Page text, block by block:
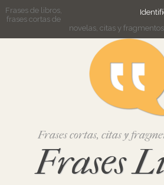
Frases de libros,
frases cortas de
novelas, citas y
Frases cortas, citas y
Frases